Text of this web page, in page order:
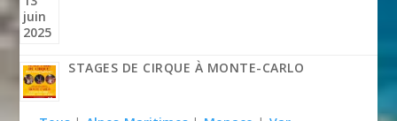
STAGES DE CIRQUE À MONTE-CARLO